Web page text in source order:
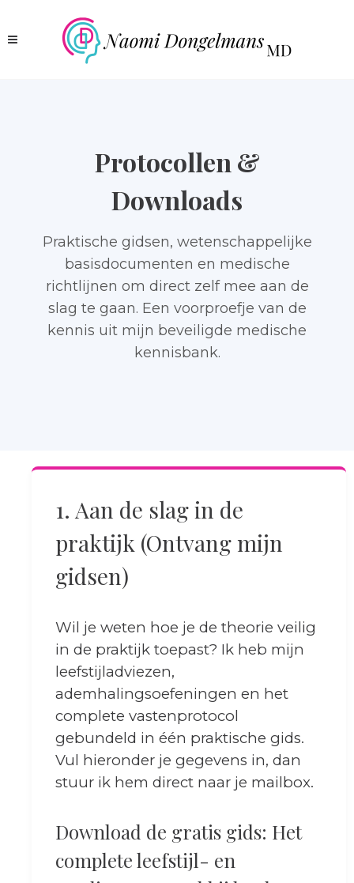
Protocollen &
Downloads
Praktische gidsen, wetenschappelijke
basisdocumenten en medische
richtlijnen om direct zelf mee aan de
slag te gaan. Een voorproefje van de
kennis uit mijn beveiligde medische
kennisbank.
1. Aan de slag in de
praktijk (Ontvang mijn
gidsen)
Wil je weten hoe je de theorie veilig
in de praktijk toepast? Ik heb mijn
leefstijladviezen,
ademhalingsoefeningen en het
complete vastenprotocol
gebundeld in één praktische gids.
Vul hieronder je gegevens in, dan
stuur ik hem direct naar je mailbox.
Download de gratis gids: Het
complete leefstijl- en